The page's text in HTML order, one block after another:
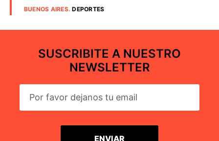
BUENOS AIRES.DEPORTES
SUSCRIBITE A NUESTRO
NEWSLETTER